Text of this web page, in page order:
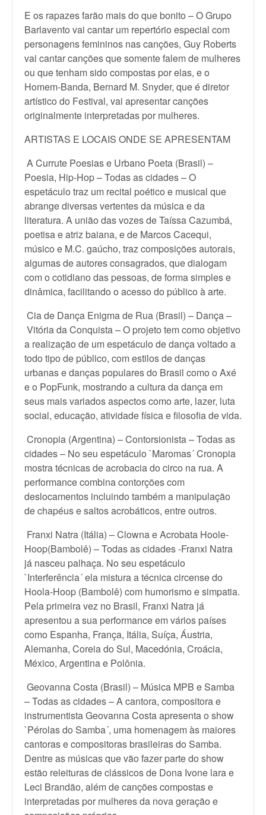
E os rapazes farão mais do que bonito – O Grupo
Barlavento vai cantar um repertório especial com
personagens femininos nas canções, Guy Roberts
vai cantar canções que somente falem de mulheres
ou que tenham sido compostas por elas, e o
Homem-Banda, Bernard M. Snyder, que é diretor
artístico do Festival, vai apresentar canções
originalmente interpretadas por mulheres.
ARTISTAS E LOCAIS ONDE SE APRESENTAM
A Currute Poesias e Urbano Poeta (Brasil) –
Poesia, Hip-Hop – Todas as cidades – O
espetáculo traz um recital poético e musical que
abrange diversas vertentes da música e da
literatura. A união das vozes de Taíssa Cazumbá,
poetisa e atriz baiana, e de Marcos Cacequi,
músico e M.C. gaúcho, traz composições autorais,
algumas de autores consagrados, que dialogam
com o cotidiano das pessoas, de forma simples e
dinâmica, facilitando o acesso do público à arte.
Cia de Dança Enigma de Rua (Brasil) – Dança –
Vitória da Conquista – O projeto tem como objetivo
a realização de um espetáculo de dança voltado a
todo tipo de público, com estilos de danças
urbanas e danças populares do Brasil como o Axé
e o PopFunk, mostrando a cultura da dança em
seus mais variados aspectos como arte, lazer, luta
social, educação, atividade física e filosofia de vida.
Cronopia (Argentina) – Contorsionista – Todas as
cidades – No seu espetáculo `Maromas´ Cronopia
mostra técnicas de acrobacia do circo na rua. A
performance combina contorções com
deslocamentos incluindo também a manipulação
de chapéus e saltos acrobáticos, entre outros.
Franxi Natra (Itália) – Clowna e Acrobata Hoole-
Hoop(Bambolê) – Todas as cidades -Franxi Natra
já nasceu palhaça. No seu espetáculo
`Interferência´ ela mistura a técnica circense do
Hoola-Hoop (Bambolê) com humorismo e simpatia.
Pela primeira vez no Brasil, Franxi Natra já
apresentou a sua performance em vários países
como Espanha, França, Itália, Suíça, Áustria,
Alemanha, Coreia do Sul, Macedónia, Croácia,
México, Argentina e Polônia.
Geovanna Costa (Brasil) – Música MPB e Samba
– Todas as cidades – A cantora, compositora e
instrumentista Geovanna Costa apresenta o show
`Pérolas do Samba´, uma homenagem às maiores
cantoras e compositoras brasileiras do Samba.
Dentre as músicas que vão fazer parte do show
estão releituras de clássicos de Dona Ivone lara e
Leci Brandão, além de canções compostas e
interpretadas por mulheres da nova geração e